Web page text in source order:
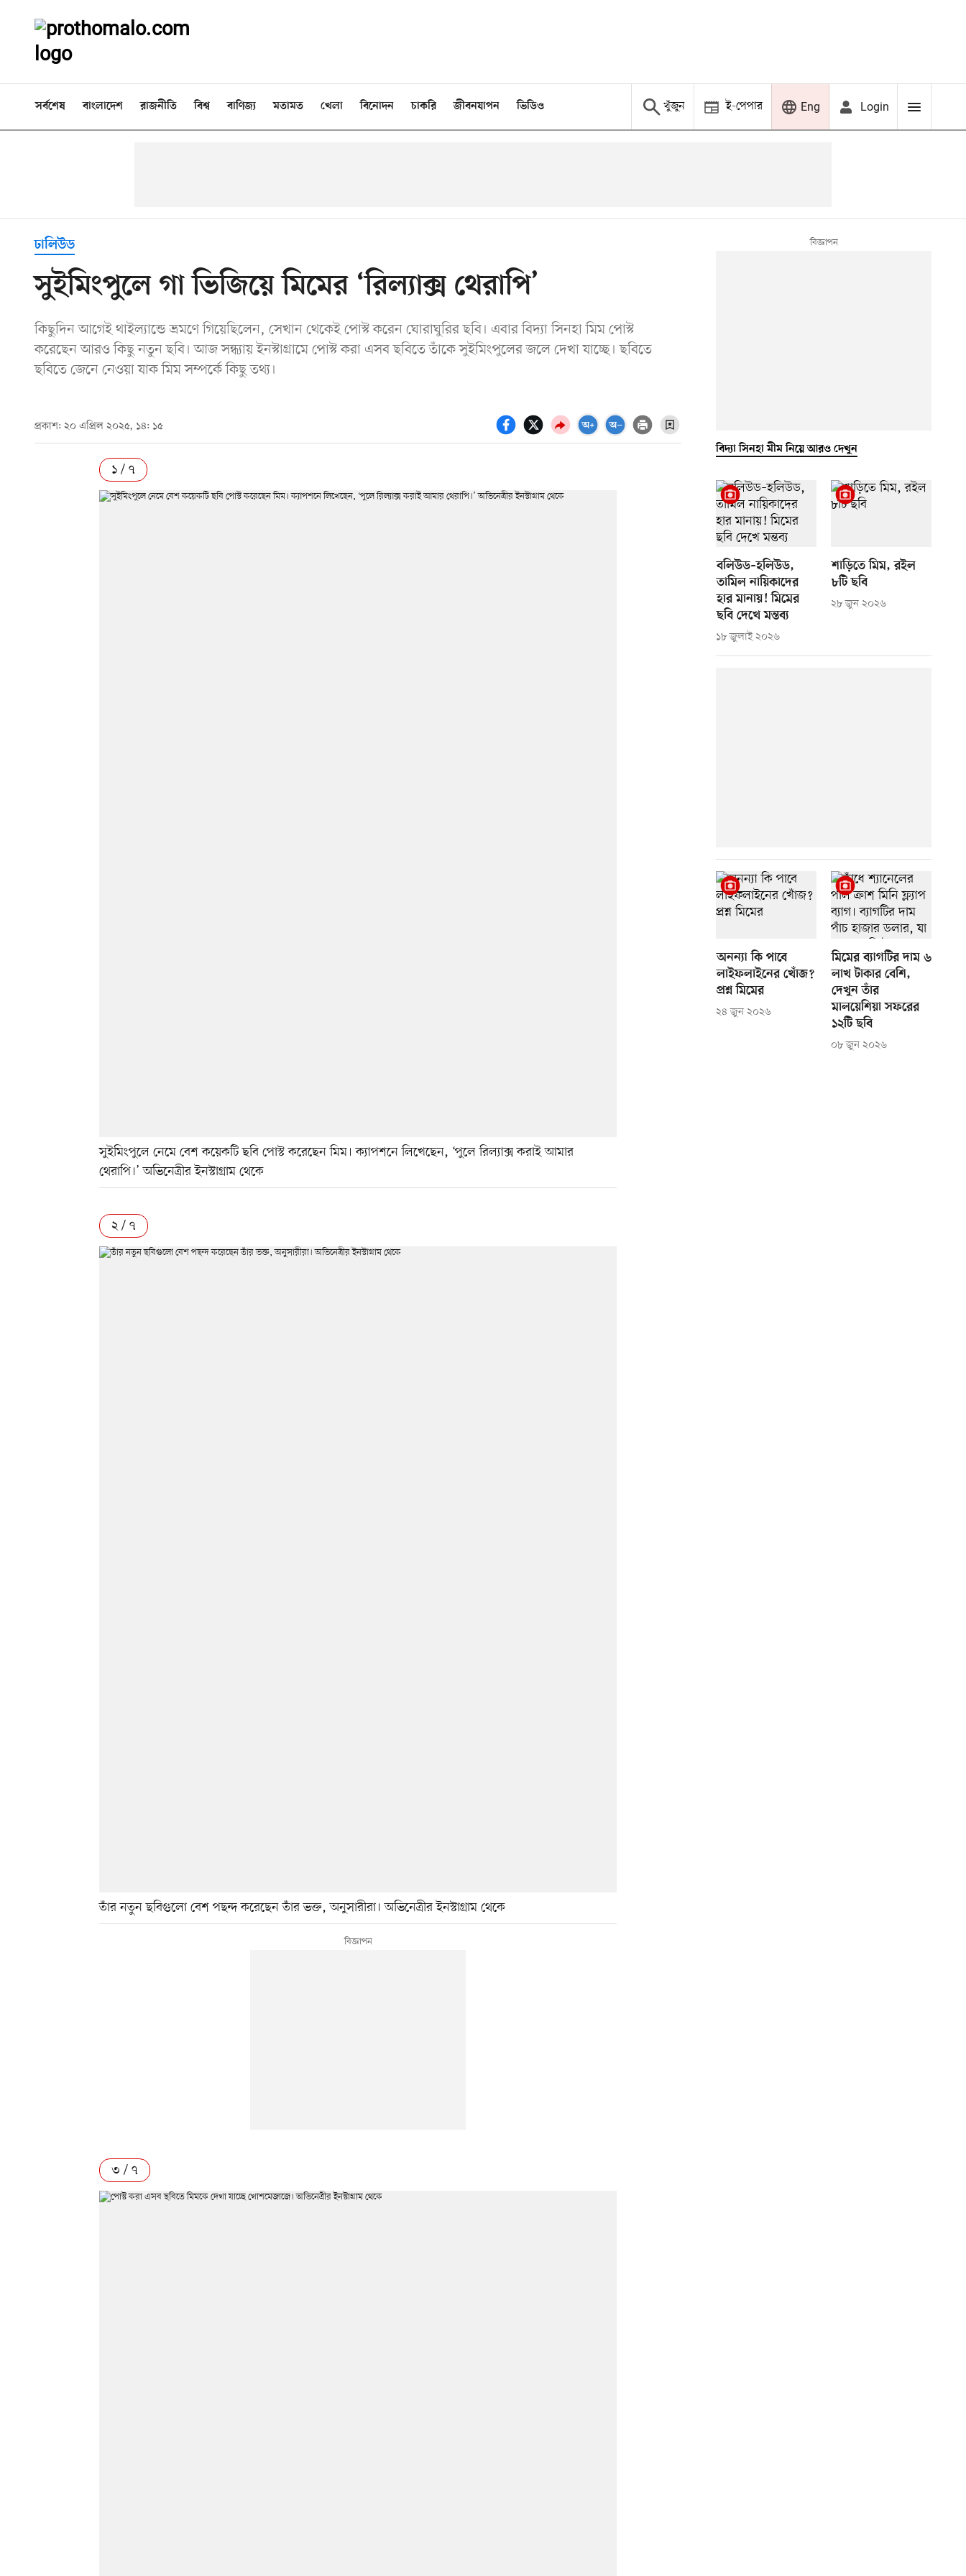
সর্বশেষ বাংলাদেশ রাজনীতি বিশ্ব বাণিজ্য মতামত খেলা বিনোদন চাকরি জীবনযাপন ভিডিও খুঁজুন ই-পেপার Eng Login
ঢালিউড
সুইমিংপুলে গা ভিজিয়ে মিমের ‘রিল্যাক্স থেরাপি’
কিছুদিন আগেই থাইল্যান্ডে ভ্রমণে গিয়েছিলেন, সেখান থেকেই পোস্ট করেন ঘোরাঘুরির ছবি। এবার বিদ্যা সিনহা মিম পোস্ট
করেছেন আরও কিছু নতুন ছবি। আজ সন্ধ্যায় ইনস্টাগ্রামে পোস্ট করা এসব ছবিতে তাঁকে সুইমিংপুলের জলে দেখা যাচ্ছে। ছবিতে
ছবিতে জেনে নেওয়া যাক মিম সম্পর্কে কিছু তথ্য।
প্রকাশ: ২০ এপ্রিল ২০২৫, ১৪: ১৫
১ / ৭
সুইমিংপুলে নেমে বেশ কয়েকটি ছবি পোস্ট করেছেন মিম। ক্যাপশনে লিখেছেন, ‘পুলে রিল্যাক্স করাই আমার
থেরাপি।’ অভিনেত্রীর ইনস্টাগ্রাম থেকে
২ / ৭
তাঁর নতুন ছবিগুলো বেশ পছন্দ করেছেন তাঁর ভক্ত, অনুসারীরা। অভিনেত্রীর ইনস্টাগ্রাম থেকে
৩ / ৭
বিদ্যা সিনহা মীম নিয়ে আরও দেখুন
বলিউড–হলিউড,
তামিল নায়িকাদের
হার মানায়! মিমের
ছবি দেখে মন্তব্য
১৮ জুলাই ২০২৬
শাড়িতে মিম, রইল
৮টি ছবি
২৮ জুন ২০২৬
অনন্যা কি পাবে
লাইফলাইনের খোঁজ?
প্রশ্ন মিমের
২৪ জুন ২০২৬
মিমের ব্যাগটির দাম ৬
লাখ টাকার বেশি,
দেখুন তাঁর
মালয়েশিয়া সফরের
১২টি ছবি
০৮ জুন ২০২৬